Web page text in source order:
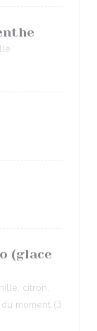
(glace
citron,
moment (3